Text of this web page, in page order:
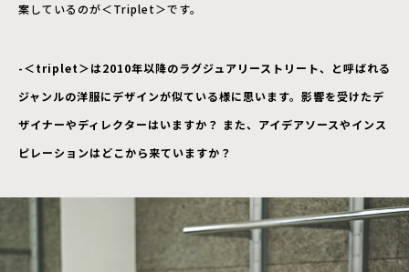
案しているのが＜Triplet＞です。
-＜triplet＞は2010年以降のラグジュアリーストリート、と呼ばれる
ジャンルの洋服にデザインが似ている様に思います。 影響を受けたデ
ザイナーやディレクターはいますか？ また、アイデアソースやインス
ピレーションはどこから来ていますか？